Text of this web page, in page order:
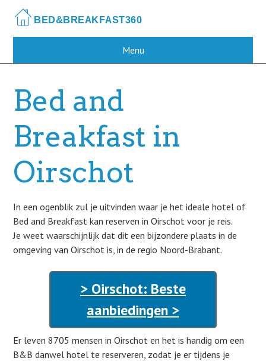
main
Menu
Bed and
Breakfast in
Oirschot
In een ogenblik zul je uitvinden waar je het ideale hotel of
Bed and Breakfast kan reserven in Oirschot voor je reis.
Je weet waarschijnlijk dat dit een bijzondere plaats in de
omgeving van Oirschot is, in de regio Noord-Brabant.
> Oirschot: Beste
aanbiedingen >
Er leven 8705 mensen in Oirschot en het is handig om een
B&B danwel hotel te reserveren, zodat je er tijdens je